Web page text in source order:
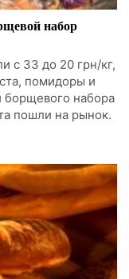
набор
с 33 до 20 грн/кг,
помидоры и
борщевого набора
пошли на рынок.